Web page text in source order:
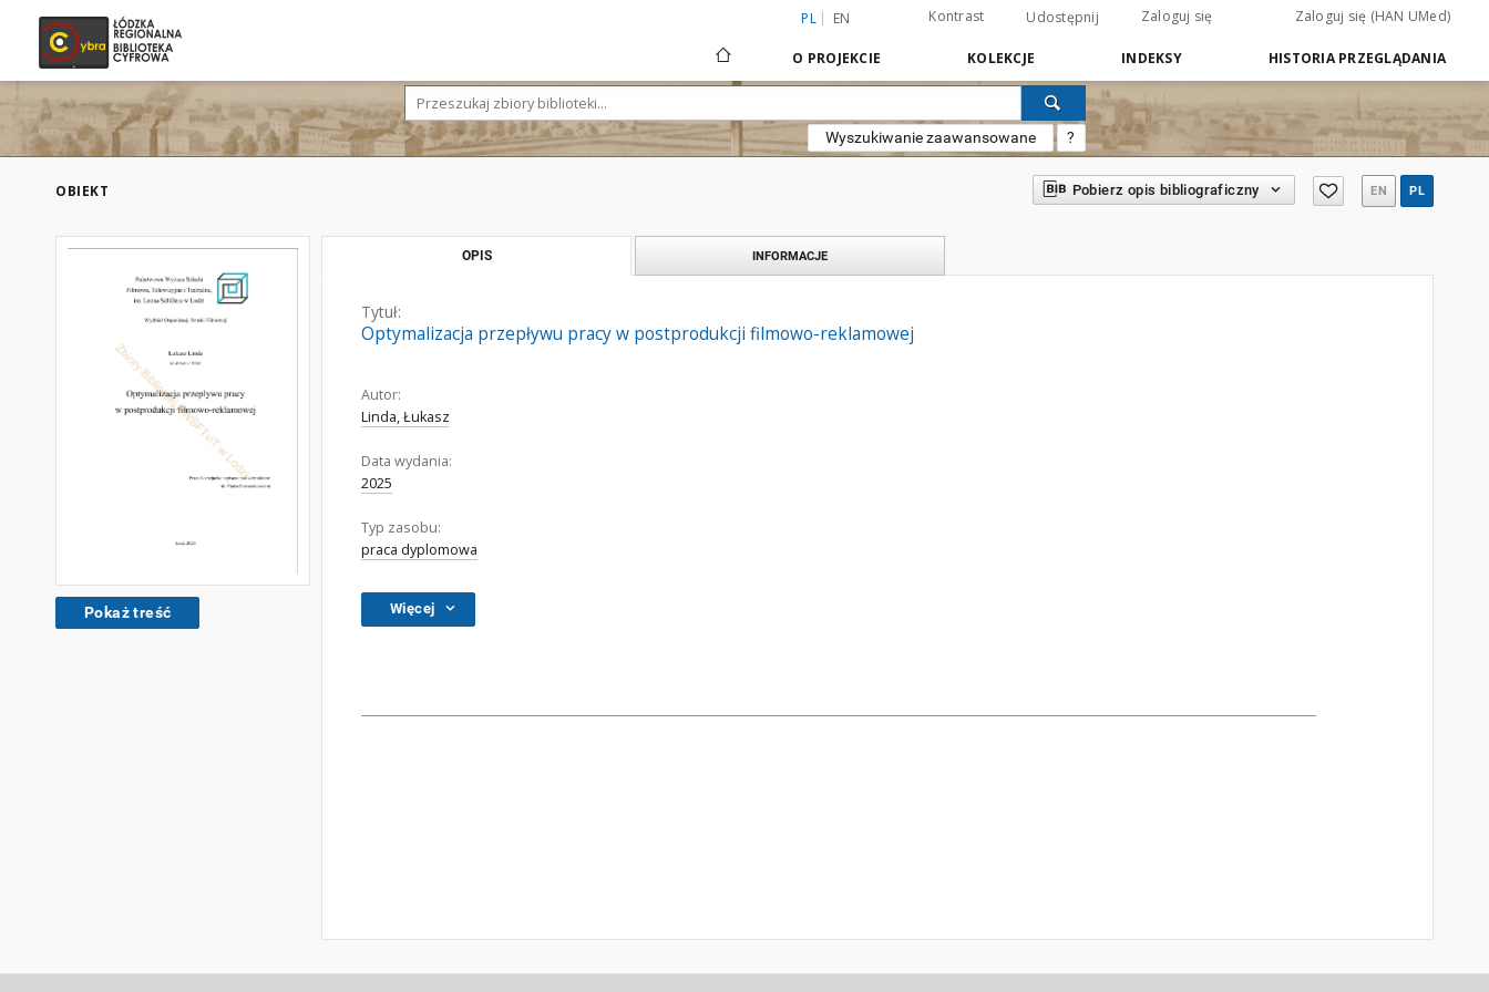
PL EN Kontrast Udostępnij Zaloguj się Zaloguj się (HAN UMed)
O PROJEKCIE KOLEKCJE INDEKSY HISTORIA PRZEGLĄDANIA
Wyszukiwanie zaawansowane ?
OBIEKT Pobierz opis bibliograficzny EN PL
Pokaż treść
OPIS INFORMACJE
Tytuł:
Optymalizacja przepływu pracy w postprodukcji filmowo-reklamowej
Autor:
Linda, Łukasz
Data wydania:
2025
Typ zasobu:
praca dyplomowa
Więcej